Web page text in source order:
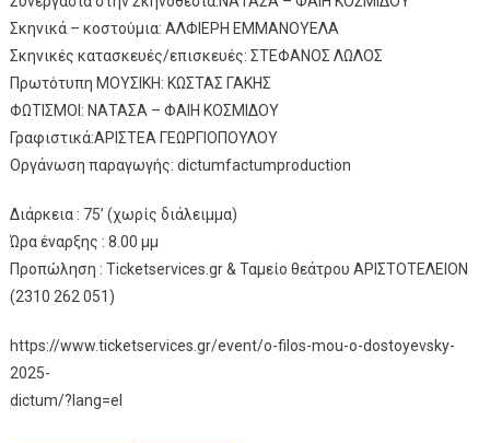
Σκηνικά – κοστούμια: ΑΛΦΙΕΡΗ ΕΜΜΑΝΟΥΕΛΑ
Σκηνικές κατασκευές/επισκευές: ΣΤΕΦΑΝΟΣ ΛΩΛΟΣ
Πρωτότυπη ΜΟΥΣΙΚΗ: ΚΩΣΤΑΣ ΓΑΚΗΣ
ΦΩΤΙΣΜΟΙ: ΝΑΤΑΣΑ – ΦΑΙΗ ΚΟΣΜΙΔΟΥ
Γραφιστικά:ΑΡΙΣΤΕΑ ΓΕΩΡΓΙΟΠΟΥΛΟΥ
Οργάνωση παραγωγής: dictumfactumproduction
Διάρκεια : 75’ (χωρίς διάλειμμα)
Ώρα έναρξης : 8.00 μμ
Προπώληση : Ticketservices.gr & Ταμείο θεάτρου ΑΡΙΣΤΟΤΕΛΕΙΟΝ
(2310 262 051)
https://www.ticketservices.gr/event/o-filos-mou-o-dostoyevsky-
2025-
dictum/?lang=el